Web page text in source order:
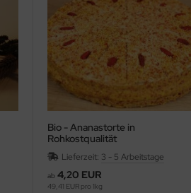
Bio - Ananastorte in
Rohkostqualität
Lieferzeit: 3 - 5 Arbeitstage
ab 4,20 EUR
49,41 EUR pro 1kg